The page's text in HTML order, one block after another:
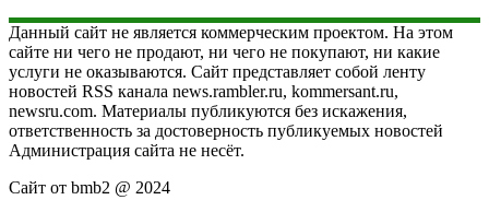
Данный сайт не является коммерческим проектом. На этом
сайте ни чего не продают, ни чего не покупают, ни какие
услуги не оказываются. Сайт представляет собой ленту
новостей RSS канала news.rambler.ru, kommersant.ru,
newsru.com. Материалы публикуются без искажения,
ответственность за достоверность публикуемых новостей
Администрация сайта не несёт.
Сайт от bmb2 @ 2024